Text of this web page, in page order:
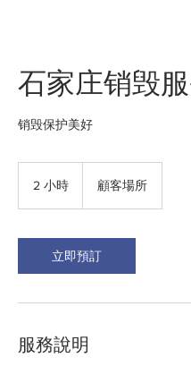
石家庄销毁
销毁保护美好
2 小時 顧客場所
立即預訂
服務說明